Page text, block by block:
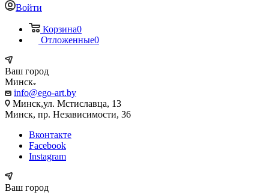
Войти
Корзина0
Отложенные0
Ваш город
Минск
info@ego-art.by
Минск,ул. Мстиславца, 13
Минск, пр. Независимости, 36
Вконтакте
Facebook
Instagram
Ваш город